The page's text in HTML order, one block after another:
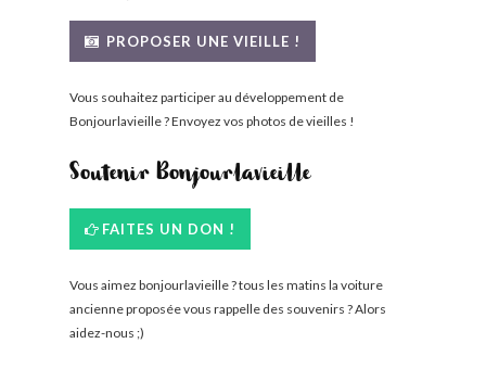
PROPOSER UNE VIEILLE !
Vous souhaitez participer au développement de
Bonjourlavieille ? Envoyez vos photos de vieilles !
Soutenir Bonjourlavieille
FAITES UN DON !
Vous aimez bonjourlavieille ? tous les matins la voiture
ancienne proposée vous rappelle des souvenirs ? Alors
aidez-nous ;)